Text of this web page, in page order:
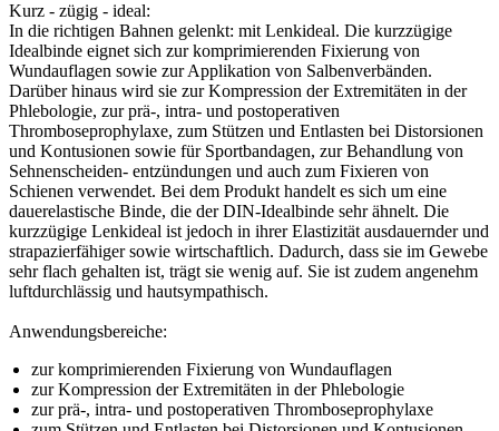
Kurz - zügig - ideal:
In die richtigen Bahnen gelenkt: mit Lenkideal. Die kurzzügige
Idealbinde eignet sich zur komprimierenden Fixierung von
Wundauflagen sowie zur Applikation von Salbenverbänden.
Darüber hinaus wird sie zur Kompression der Extremitäten in der
Phlebologie, zur prä-, intra- und postoperativen
Thromboseprophylaxe, zum Stützen und Entlasten bei Distorsionen
und Kontusionen sowie für Sportbandagen, zur Behandlung von
Sehnenscheiden- entzündungen und auch zum Fixieren von
Schienen verwendet. Bei dem Produkt handelt es sich um eine
dauerelastische Binde, die der DIN-Idealbinde sehr ähnelt. Die
kurzzügige Lenkideal ist jedoch in ihrer Elastizität ausdauernder und
strapazierfähiger sowie wirtschaftlich. Dadurch, dass sie im Gewebe
sehr flach gehalten ist, trägt sie wenig auf. Sie ist zudem angenehm
luftdurchlässig und hautsympathisch.
Anwendungsbereiche:
zur komprimierenden Fixierung von Wundauflagen
zur Kompression der Extremitäten in der Phlebologie
zur prä-, intra- und postoperativen Thromboseprophylaxe